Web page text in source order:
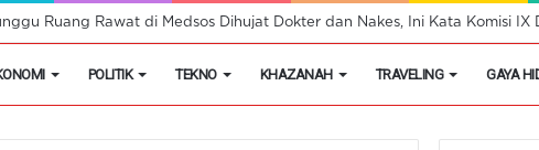
Ruang Rawat di Medsos Dihujat Dokter dan Nakes, Ini Kata Komisi IX
POLITIK TEKNO KHAZANAH TRAVELING GAYA